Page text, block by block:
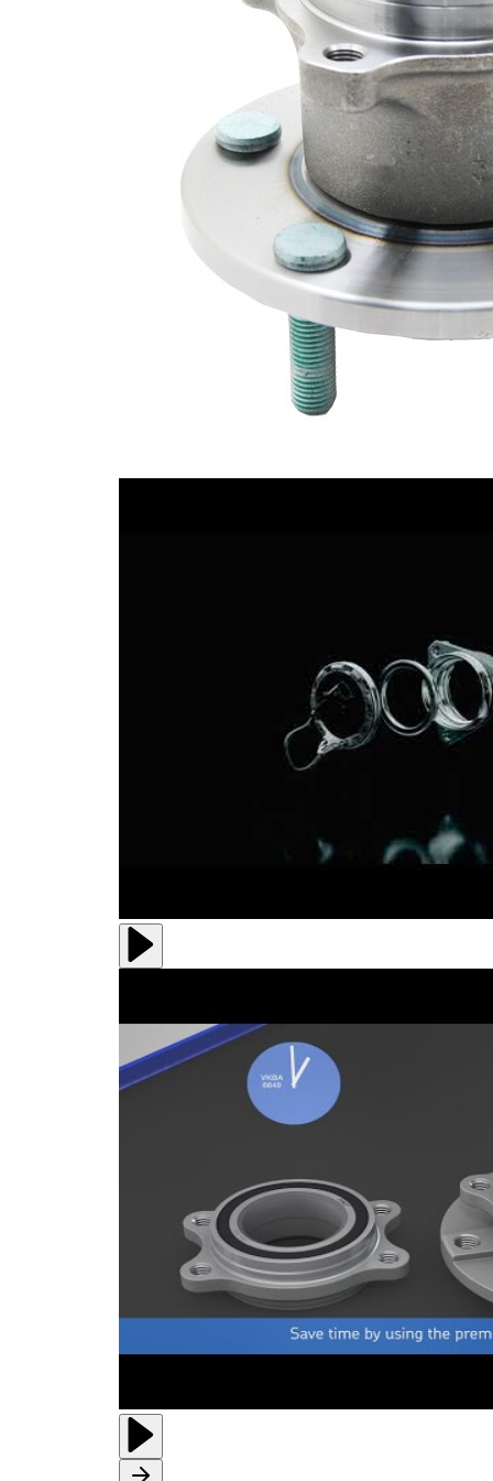
Listă de piese de schimb
Cantitate
1